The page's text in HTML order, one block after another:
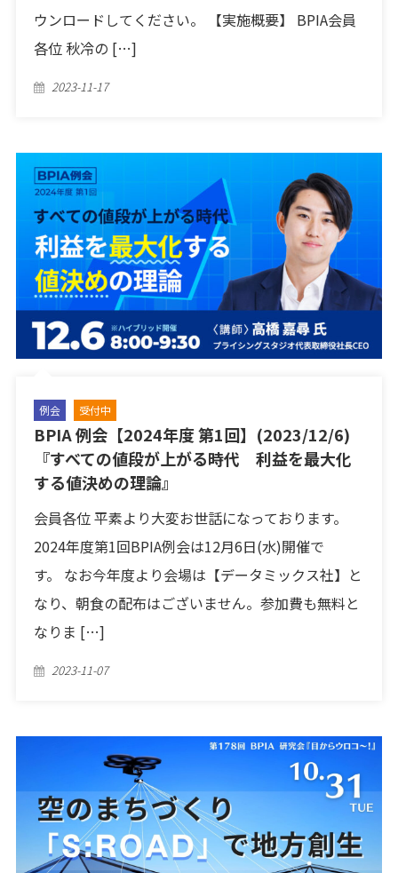
ウンロードしてください。 【実施概要】 BPIA会員
各位 秋冷の […]
Posted
2023-11-17
例会 受付中
BPIA 例会【2024年度 第1回】(2023/12/6)
『すべての値段が上がる時代 利益を最大化
する値決めの理論』
会員各位 平素より大変お世話になっております。
2024年度第1回BPIA例会は12月6日(水)開催で
す。 なお今年度より会場は【データミックス社】と
なり、朝食の配布はございません。参加費も無料と
なりま […]
Posted
2023-11-07